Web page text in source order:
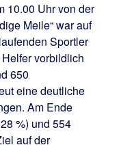
10.00 Uhr von der
Meile“ war auf
Sportler
vorbildlich
650
eine deutliche
Am Ende
%) und 554
auf der